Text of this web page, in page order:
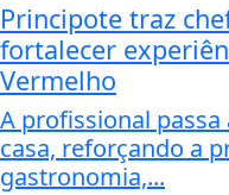
Principote traz
fortalecer
Vermelho
A profissional
casa, reforçando a
gastronomia,...